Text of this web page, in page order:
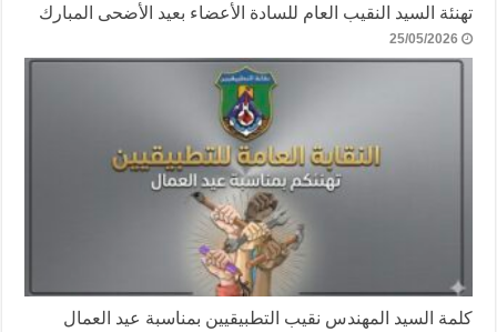
تهنئة السيد النقيب العام للسادة الأعضاء بعيد الأضحى المبارك
25/05/2026
كلمة السيد المهندس نقيب التطبيقيين بمناسبة عيد العمال